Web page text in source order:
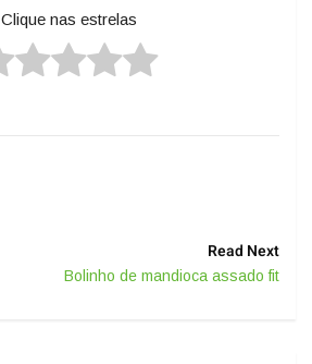
Clique nas estrelas
Read Next
Bolinho de mandioca assado fit